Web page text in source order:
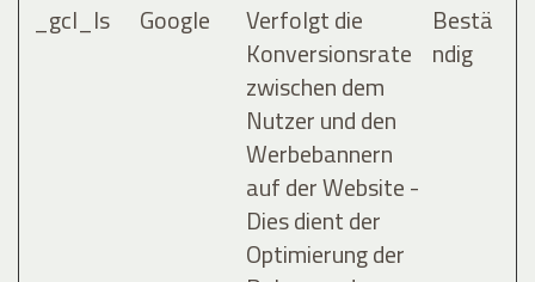
_gcl_ls Google
Verfolgt die
Konversionsrate
zwischen dem
Nutzer und den
Werbebannern
auf der Website -
Dies dient der
Optimierung der
Bestä
ndig